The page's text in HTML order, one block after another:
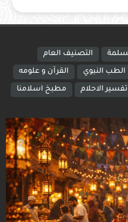
التصنيف العام
الطب النبوي القرآن و علومه
تفسير الاحلام مطبخ اسلامنا